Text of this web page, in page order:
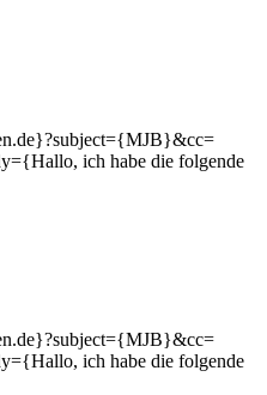
ich habe die folgende
ich habe die folgende